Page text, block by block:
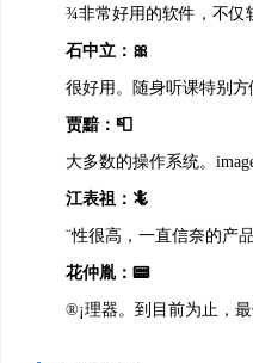
¾非常好用的软件，不仅
石中立：🎀
很好用。随身听课特别方
贾黯：📮
大多数的操作系统。
江表祖：🦎
¨性很高，一直信奈的产品
花仲胤：📟
®¡理器。到目前为止，最